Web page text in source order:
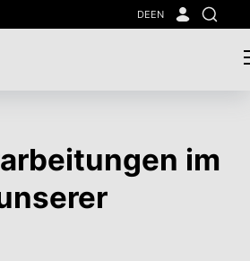
DEEN
Suche
im